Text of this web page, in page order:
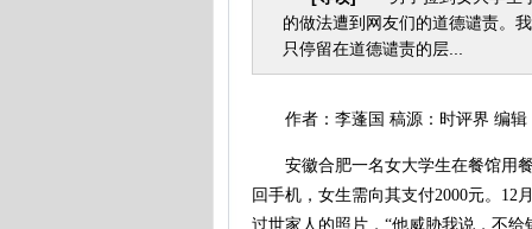
的做法遭到网友们的道德谴责。
只停留在道德谴责的层...
作者：李蓬国 稿源：时评界 编辑
安徽合肥一名女大学生在餐馆用餐
回手机，女生需向其支付2000元。12
过世家人的照片，“他威胁我说，不给